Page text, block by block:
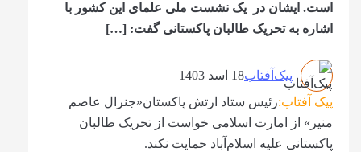
است. ایشان در یک نشست ملی علمای این کشور با
اشاره به تحریک طالبان پاکستانی گفت: […]
پیک‌آفتاب18 اسد 1403
پیک آفتاب:رئیس ستاد ارتش پاکستان«جنرال عاصم
منیر» از امارت اسلامی خواست از تحریک طالبان
پاکستانی علیه اسلام‌آباد حمایت نکند.